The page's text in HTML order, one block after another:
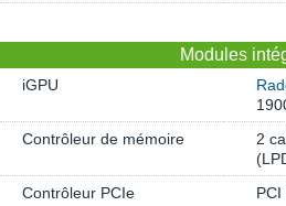
Modules
iGPU
Contrôleur de mémoire
2
Contrôleur PCIe